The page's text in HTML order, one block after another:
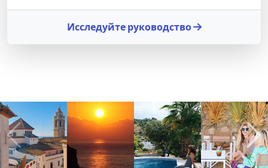
Исследуйте руководство